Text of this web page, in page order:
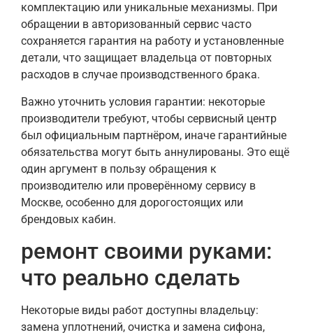
комплектацию или уникальные механизмы. При
обращении в авторизованный сервис часто
сохраняется гарантия на работу и установленные
детали, что защищает владельца от повторных
расходов в случае производственного брака.
Важно уточнить условия гарантии: некоторые
производители требуют, чтобы сервисный центр
был официальным партнёром, иначе гарантийные
обязательства могут быть аннулированы. Это ещё
один аргумент в пользу обращения к
производителю или проверённому сервису в
Москве, особенно для дорогостоящих или
брендовых кабин.
ремонт своими руками:
что реально сделать
Некоторые виды работ доступны владельцу:
замена уплотнений, очистка и замена сифона,